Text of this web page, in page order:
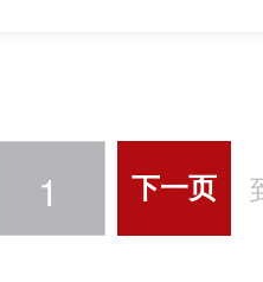
）和
1.3.16软件时，
1.0软件在
2000D/EOS
EOS Kiss X80,
EOS R3,
的水平
1.4L IS
f/2.8L IS II
f/2.8L IS III
1 下一页